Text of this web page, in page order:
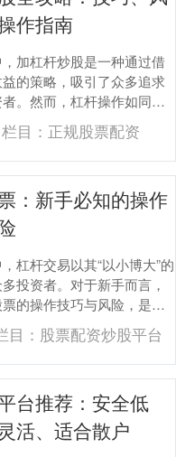
作指南
加杠杆炒股是一种通过借
的策略，吸引了众多追求
。然而，杠杆操作如同一
股配资，既能放大盈利，
。....
栏目： 正规股票配资
：新手必知的操作
杠杆交易以其“以小博大”的
投资者。对于新手而言，
的操作技巧与风险，是进
须完成的功课。本文将系
目： 股票配资炒股平台
台推荐：安全低
活、适合散户